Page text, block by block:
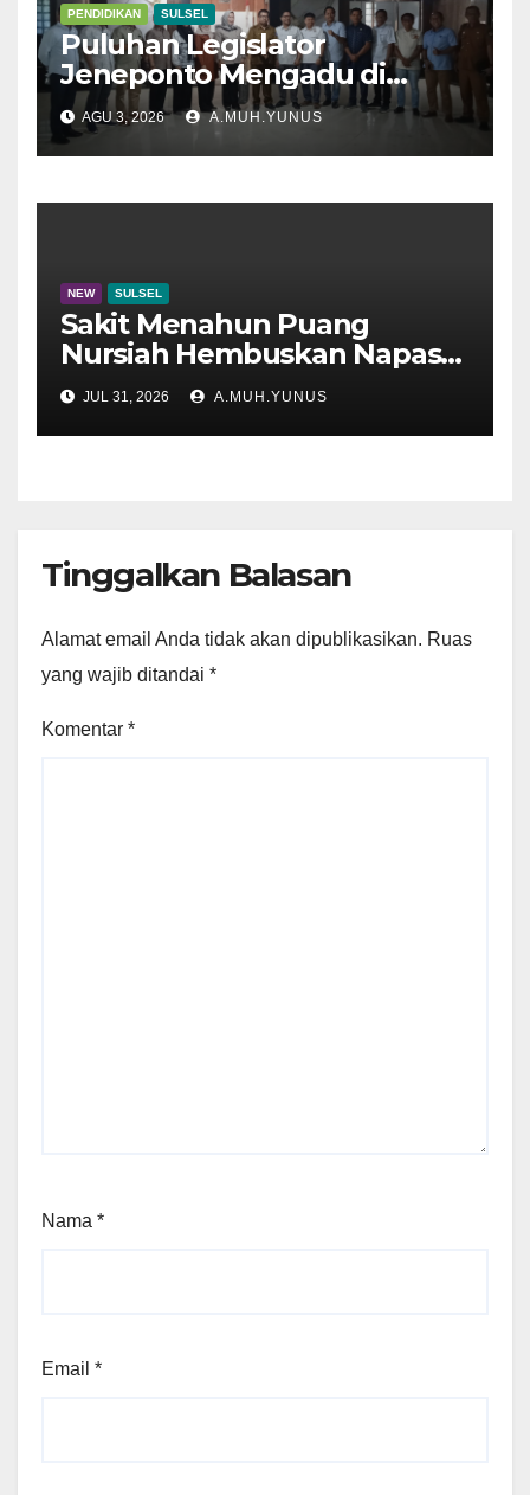
PENDIDIKAN SULSEL
Puluhan Legislator
Jeneponto Mengadu di
Disdik Sulsel
AGU 3, 2026 A.MUH.YUNUS
NEW SULSEL
Sakit Menahun Puang
Nursiah Hembuskan Napas
Terakhir
JUL 31, 2026 A.MUH.YUNUS
Tinggalkan Balasan
Alamat email Anda tidak akan dipublikasikan. Ruas
yang wajib ditandai *
Komentar *
Nama *
Email *